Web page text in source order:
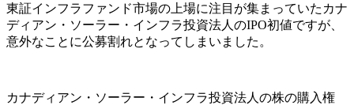
東証インフラファンド市場の上場に注目が集まっていたカナ
ディアン・ソーラー・インフラ投資法人のIPO初値ですが、
意外なことに公募割れとなってしまいました。
カナディアン・ソーラー・インフラ投資法人の株の購入権